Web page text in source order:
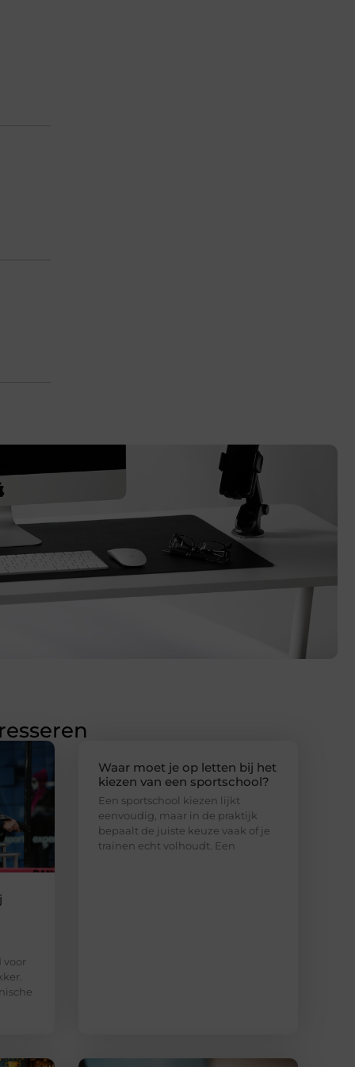
voor
Waar moet je op letten bij het
kiezen van een sportschool?
Een sportschool kiezen lijkt
eenvoudig, maar in de praktijk
bepaalt de juiste keuze vaak of je
trainen echt volhoudt. Een